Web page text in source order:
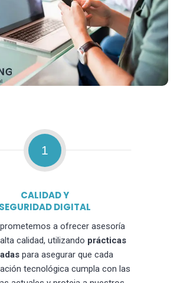
1
CALIDAD Y
SEGURIDAD DIGITAL
a ofrecer asesoría
calidad, utilizando prácticas
para asegurar que cada
tecnológica cumpla con las